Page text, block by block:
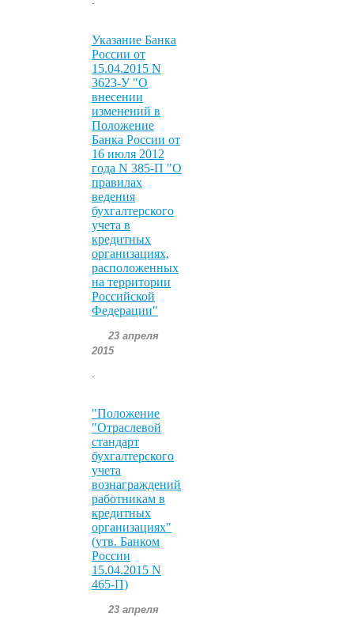
Указание Банка
России от
15.04.2015 N
3623-У "О
внесении
изменений в
Положение
Банка России от
16 июля 2012
года N 385-П "О
правилах
ведения
бухгалтерского
учета в
кредитных
организациях,
расположенных
на территории
Российской
Федерации"
23 апреля
2015
"Положение
"Отраслевой
стандарт
бухгалтерского
учета
вознаграждений
работникам в
кредитных
организациях"
(утв. Банком
России
15.04.2015 N
465-П)
23 апреля